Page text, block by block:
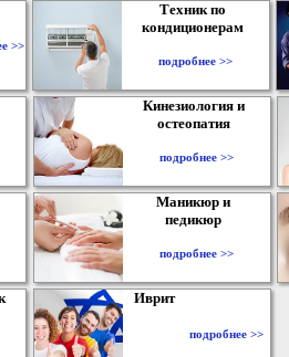
>>
Техник по
кондиционерам
подробнее >>
Кинезиология и
остеопатия
подробнее >>
Маникюр и
педикюр
подробнее >>
Иврит
подробнее >>